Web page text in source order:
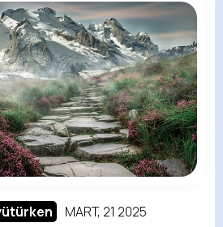
MART, 21 2025